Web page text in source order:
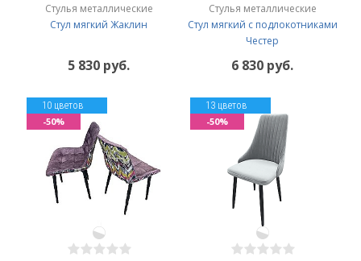
Стулья металлические
Стул мягкий Жаклин
5 830 руб.
Стулья металлические
Стул мягкий с подлокотниками
Честер
6 830 руб.
10 цветов
-50%
13 цветов
-50%